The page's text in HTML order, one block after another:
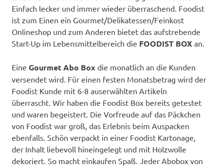
Einfach lecker und immer wieder überraschend. Foodist
ist zum Einen ein Gourmet/Delikatessen/Feinkost
Onlineshop und zum Anderen bietet das aufstrebende
Start-Up im Lebensmittelbereich die FOODIST BOX an.
Eine Gourmet Abo Box die monatlich an die Kunden
versendet wird. Für einen festen Monatsbetrag wird der
Foodist Kunde mit 6-8 auserwählten Artikeln
überrascht. Wir haben die Foodist Box bereits getestet
und waren begeistert. Die Vorfreude auf das Päckchen
von Foodist war groß, das Erlebnis beim Auspacken
ebenfalls. Schön verpackt in einer Foodist Kartonage,
der Inhalt liebevoll hineingelegt und mit Holzwolle
dekoriert. So macht einkaufen Spaß. Jeder Abobox von